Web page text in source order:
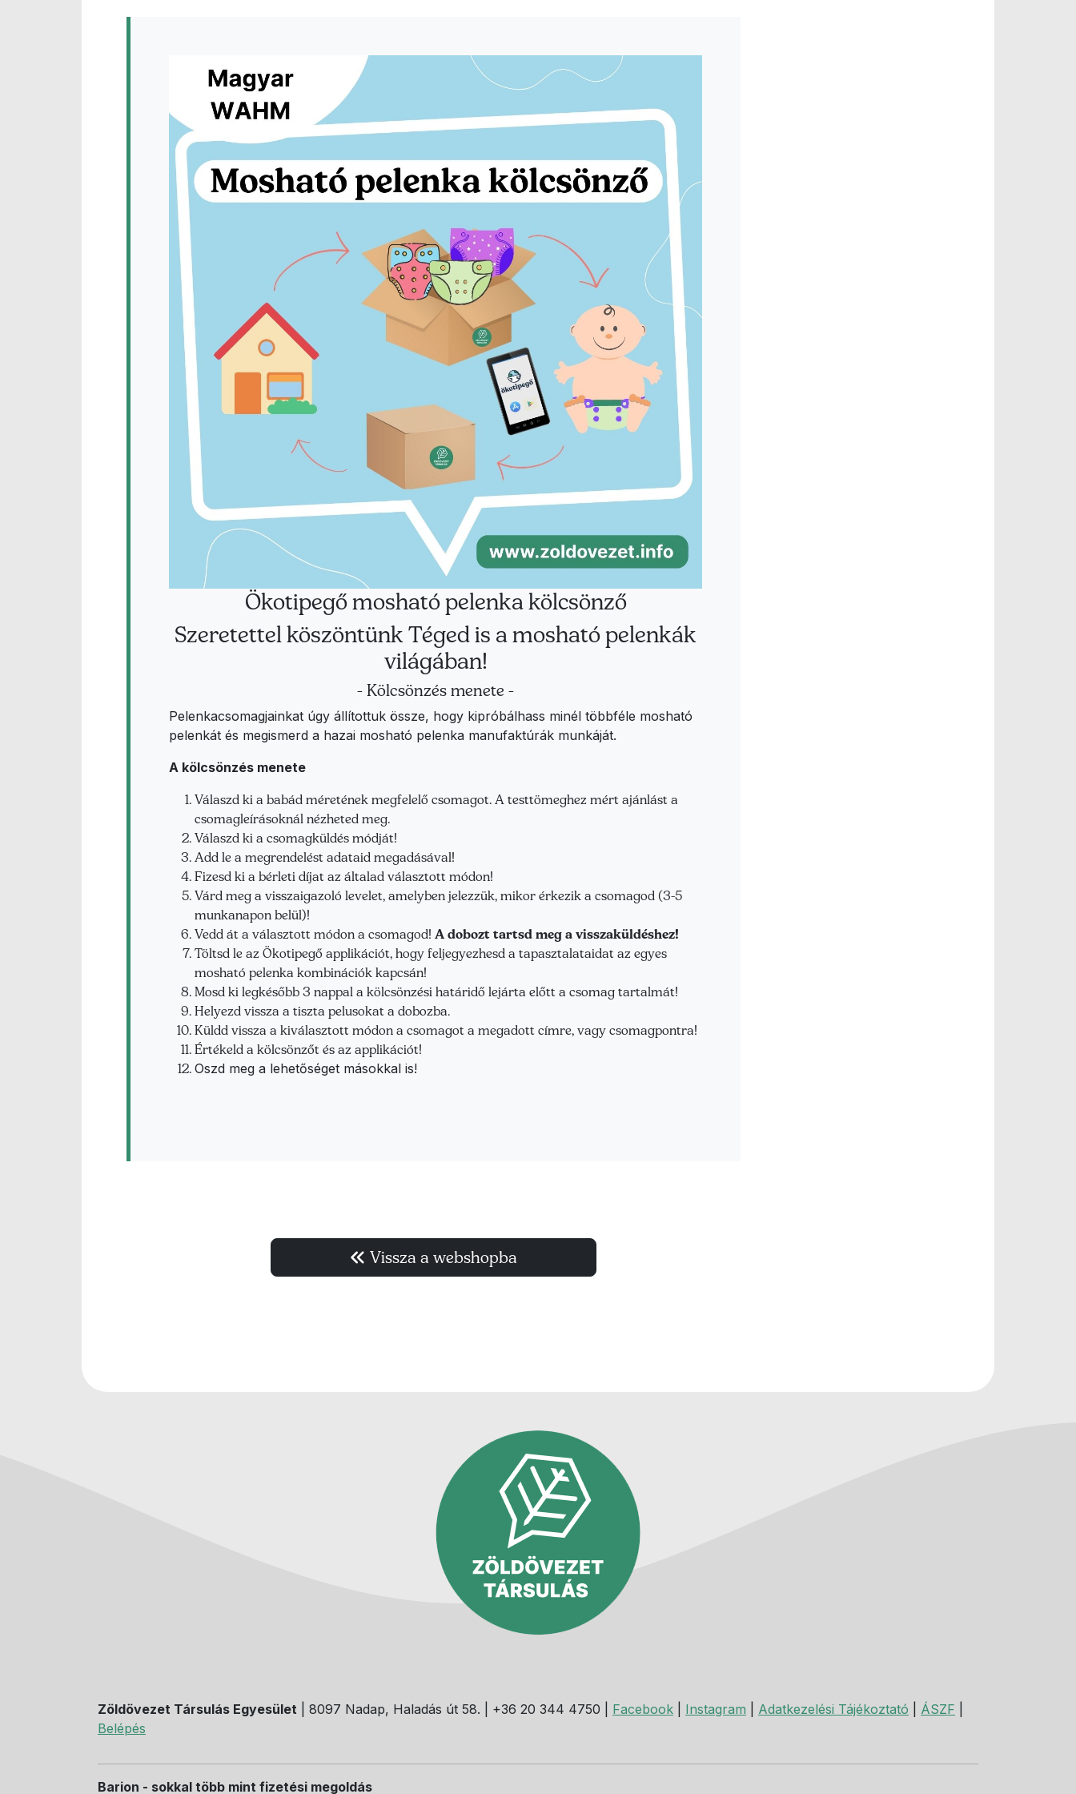
Ökotipegő mosható pelenka kölcsönző
Szeretettel köszöntünk Téged is a mosható pelenkák
világában!
- Kölcsönzés menete -
Pelenkacsomagjainkat úgy állítottuk össze, hogy kipróbálhass minél többféle mosható
pelenkát és megismerd a hazai mosható pelenka manufaktúrák munkáját.
A kölcsönzés menete
Válaszd ki a babád méretének megfelelő csomagot. A testtömeghez mért ajánlást a
csomagleírásoknál nézheted meg.
Válaszd ki a csomagküldés módját!
Add le a megrendelést adataid megadásával!
Fizesd ki a bérleti díjat az általad választott módon!
Várd meg a visszaigazoló levelet, amelyben jelezzük, mikor érkezik a csomagod (3-5
munkanapon belül)!
Vedd át a választott módon a csomagod! A dobozt tartsd meg a visszaküldéshez!
Töltsd le az Ökotipegő applikációt, hogy feljegyezhesd a tapasztalataidat az egyes
mosható pelenka kombinációk kapcsán!
Mosd ki legkésőbb 3 nappal a kölcsönzési határidő lejárta előtt a csomag tartalmát!
Helyezd vissza a tiszta pelusokat a dobozba.
Küldd vissza a kiválasztott módon a csomagot a megadott címre, vagy csomagpontra!
Értékeld a kölcsönzőt és az applikációt!
Oszd meg a lehetőséget másokkal is!
Vissza a webshopba
Zöldövezet Társulás Egyesület | 8097 Nadap, Haladás út 58. | +36 20 344 4750 | Facebook Instagram Adatkezelési Tájékoztató ÁSZF
Belépés
Barion - sokkal több mint fizetési megoldás